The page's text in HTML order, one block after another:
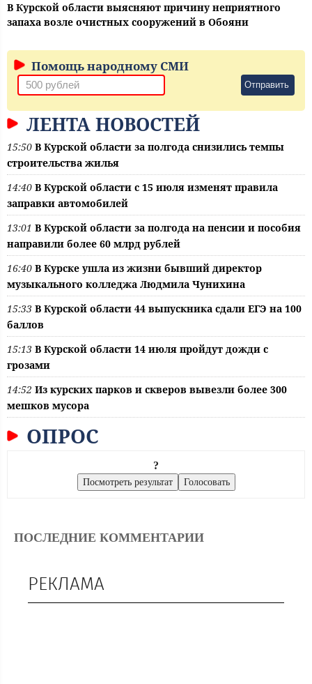
В Курской области выясняют причину неприятного
запаха возле очистных сооружений в Обояни
Помощь народному СМИ
Отправить
ЛЕНТА НОВОСТЕЙ
15:50 В Курской области за полгода снизились темпы
строительства жилья
14:40 В Курской области с 15 июля изменят правила
заправки автомобилей
13:01 В Курской области за полгода на пенсии и пособия
направили более 60 млрд рублей
16:40 В Курске ушла из жизни бывший директор
музыкального колледжа Людмила Чунихина
15:33 В Курской области 44 выпускника сдали ЕГЭ на 100
баллов
15:13 В Курской области 14 июля пройдут дожди с
грозами
14:52 Из курских парков и скверов вывезли более 300
мешков мусора
ОПРОС
?
ПОСЛЕДНИЕ КОММЕНТАРИИ
РЕКЛАМА